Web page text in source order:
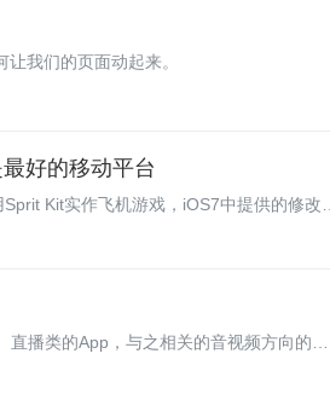
我们的页面动起来。
好的移动平台
Kit实作飞机游戏，iOS7中提供的修改，
正式版将于10月17日开放下载。
播类的App，与之相关的音视频方向的开